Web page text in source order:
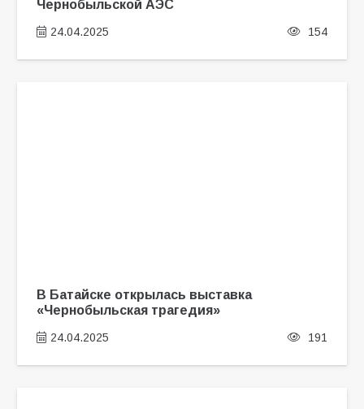
Чернобыльской АЭС
24.04.2025 154
В Батайске открылась выставка
«Чернобыльская трагедия»
24.04.2025 191